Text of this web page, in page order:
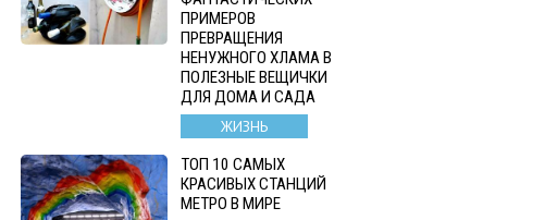
ПРИМЕРОВ
ПРЕВРАЩЕНИЯ
НЕНУЖНОГО ХЛАМА В
ПОЛЕЗНЫЕ ВЕЩИЧКИ
ДЛЯ ДОМА И САДА
ЖИЗНЬ
ТОП 10 САМЫХ
КРАСИВЫХ СТАНЦИЙ
МЕТРО В МИРЕ